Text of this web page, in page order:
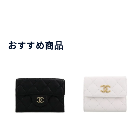
おすすめ商品